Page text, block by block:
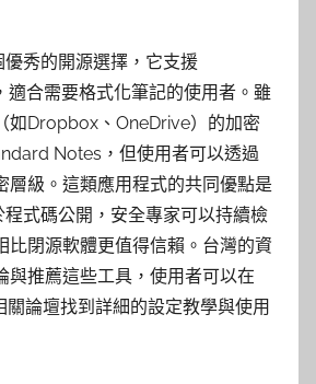
秀的開源選擇，它支援
適合需要格式化筆記的使用者。雖
如Dropbox、OneDrive）的加密
Notes，但使用者可以透過
層級。這類應用程式的共同優點是
式碼公開，安全專家可以持續檢
比閉源軟體更值得信賴。台灣的資
與推薦這些工具，使用者可以在
關論壇找到詳細的設定教學與使用